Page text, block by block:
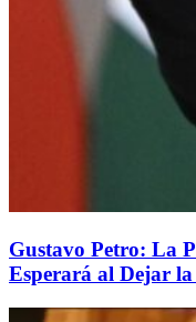
Gustavo Petro: La
Esperará al Dejar la